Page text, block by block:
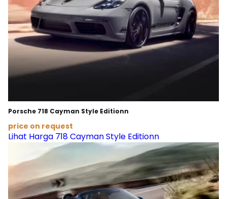
Porsche 718 Cayman Style Editionn
price on request
Lihat Harga 718 Cayman Style Editionn